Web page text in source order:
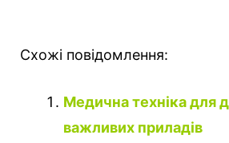
Схожі повідомлення:
Медична техніка для
важливих приладів